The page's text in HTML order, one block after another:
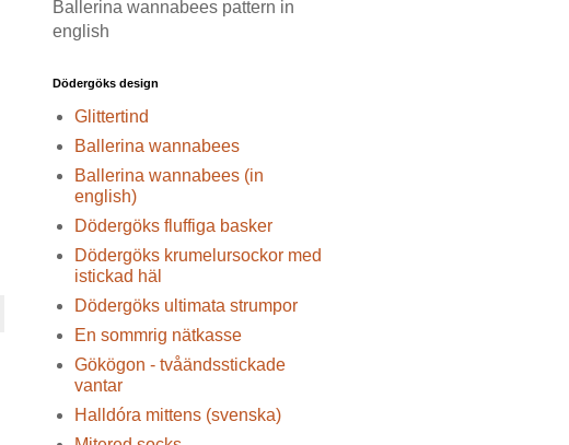
Ballerina wannabees pattern in
english
Dödergöks design
Glittertind
Ballerina wannabees
Ballerina wannabees (in
english)
Dödergöks fluffiga basker
Dödergöks krumelursockor med
istickad häl
Dödergöks ultimata strumpor
En sommrig nätkasse
Gökögon - tvåändsstickade
vantar
Halldóra mittens (svenska)